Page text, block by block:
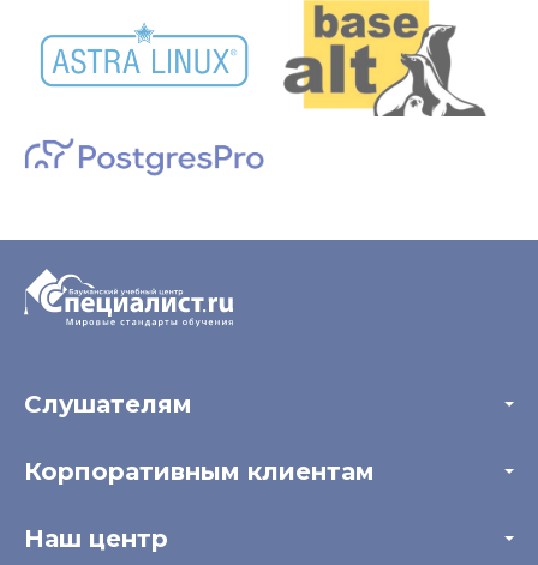
Слушателям
Мастер-классы и вебинары
Корпоративным клиентам
Отзывы компаний
Наш центр